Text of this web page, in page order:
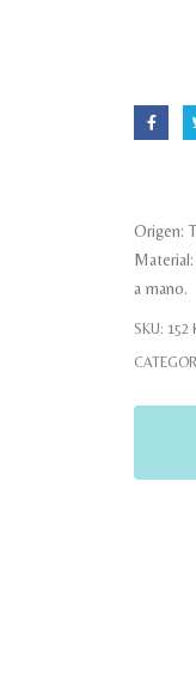
Origen:
a mano.
SKU: 152